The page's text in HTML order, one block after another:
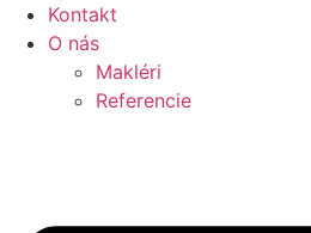
Kontakt
O nás
Makléri
Referencie